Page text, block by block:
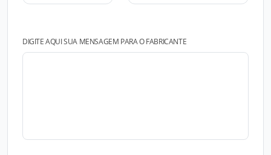
DIGITE AQUI SUA MENSAGEM PARA O FABRICANTE